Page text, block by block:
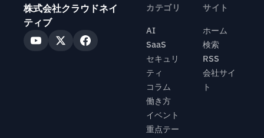
株式会社クラウドネイ
ティブ
カテゴリ
AI
SaaS
セキュリ
ティ
コラム
働き方
イベント
重点テー
サイト
ホーム
検索
RSS
会社サイ
ト